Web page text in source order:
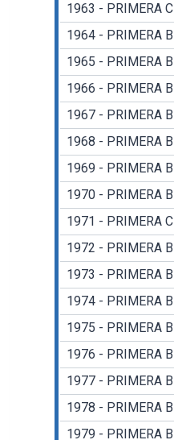
1963 - PRIMERA C
1964 - PRIMERA B
1965 - PRIMERA B
1966 - PRIMERA B
1967 - PRIMERA B
1968 - PRIMERA B
1969 - PRIMERA B
1970 - PRIMERA B
1971 - PRIMERA C
1972 - PRIMERA B
1973 - PRIMERA B
1974 - PRIMERA B
1975 - PRIMERA B
1976 - PRIMERA B
1977 - PRIMERA B
1978 - PRIMERA B
1979 - PRIMERA B